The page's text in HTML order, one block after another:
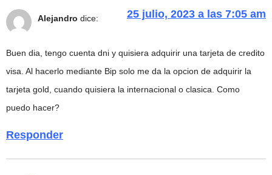
Alejandro dice: 25 julio, 2023 a las 7:05 am
Buen dia, tengo cuenta dni y quisiera adquirir una tarjeta de credito
visa. Al hacerlo mediante Bip solo me da la opcion de adquirir la
tarjeta gold, cuando quisiera la internacional o clasica. Como
puedo hacer?
Responder